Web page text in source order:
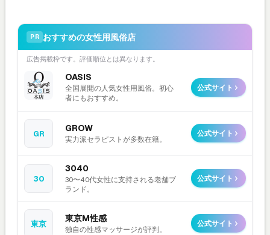
PR おすすめの女性用風俗店
広告掲載枠です。評価順位とは異なります。
OASIS
全国展開の人気女性用風俗。初心
者にもおすすめ。
公式サイト
GR GROW
実力派セラピストが多数在籍。
公式サイト
30
3040
30〜40代女性に支持される老舗ブ
ランド。
公式サイト
東京 東京M性感
独自の性感マッサージが評判。
公式サイト